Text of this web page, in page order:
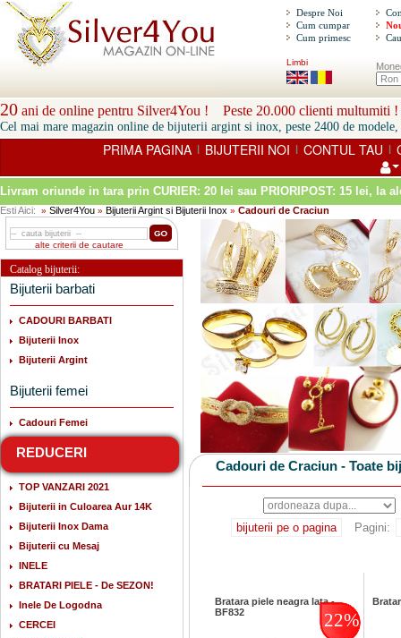
Despre Noi
Cum cumpar
Cum primesc
Limbi
20 ani de online pentru Silver4You ! Peste 20.000 clienti multumiti !
Cel mai mare magazin online de bijuterii argint si inox, peste 2400 de modele,
PRIMA PAGINA | BIJUTERII NOI | CONTUL TAU |
Livram oriunde in tara prin CURIER: 20 lei sau PRIORIPOST: 15 lei, la
Esti Aici: » Silver4You » Bijuterii Argint si Bijuterii Inox » Cadouri de Craciun
alte criterii de cautare
Catalog bijuterii:
Bijuterii barbati
CADOURI BARBATI
Bijuterii Inox
Bijuterii Argint
Bijuterii femei
Cadouri Femei
REDUCERI
TOP VANZARI 2021
Bijuterii in Culoarea Aur 14K
Bijuterii Inox Dama
Bijuterii cu Mesaj
INELE
BRATARI PIELE - De SEZON!
Inele De Logodna
CERCEI
Cadouri de Craciun - Toate
bijuterii pe o pagina Pagini:
Bratara piele neagra lata -
BF832
22%